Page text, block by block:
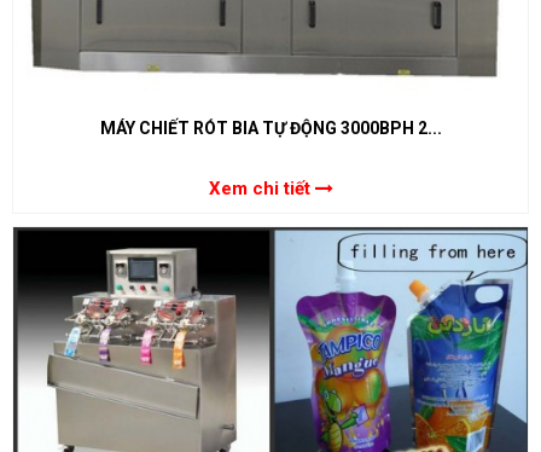
MÁY CHIẾT RÓT BIA TỰ ĐỘNG 3000BPH 2...
Xem chi tiết